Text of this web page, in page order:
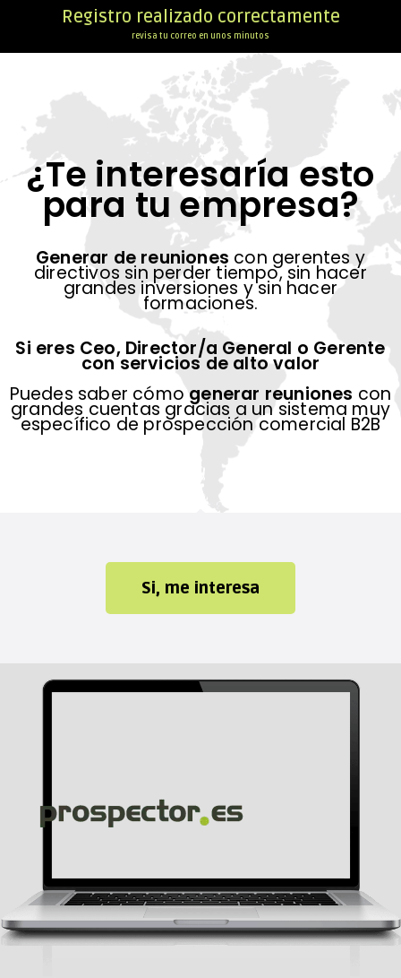
Registro realizado correctamente
revisa tu correo en unos minutos
¿Te interesaría esto
para tu empresa?
Generar de reuniones con gerentes y
directivos sin perder tiempo, sin hacer
grandes inversiones y sin hacer
formaciones.
Si eres Ceo, Director/a General o Gerente
con servicios de alto valor
Puedes saber cómo generar reuniones con
grandes cuentas gracias a un sistema muy
específico de prospección comercial B2B
Si, me interesa